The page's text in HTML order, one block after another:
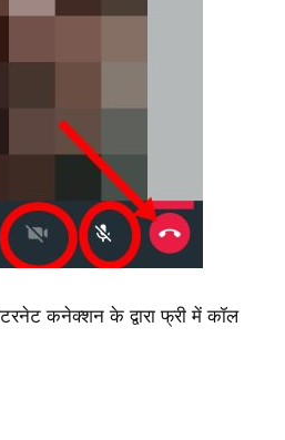
कनेक्शन के द्वारा फ्री में कॉल